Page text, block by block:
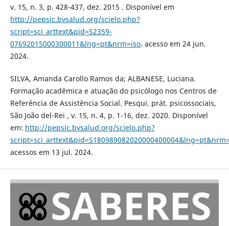
v. 15, n. 3, p. 428-437, dez. 2015 . Disponível em
http://pepsic.bvsalud.org/scielo.php?
script=sci_arttext&pid=S2359-
07692015000300011&lng=pt&nrm=iso. acesso em 24 jun.
2024.
SILVA, Amanda Carollo Ramos da; ALBANESE, Luciana.
Formação acadêmica e atuação do psicólogo nos Centros de
Referência de Assistência Social. Pesqui. prát. psicossociais,
São João del-Rei , v. 15, n. 4, p. 1-16, dez. 2020. Disponível
em: http://pepsic.bvsalud.org/scielo.php?
acessos em 13 jul. 2024.